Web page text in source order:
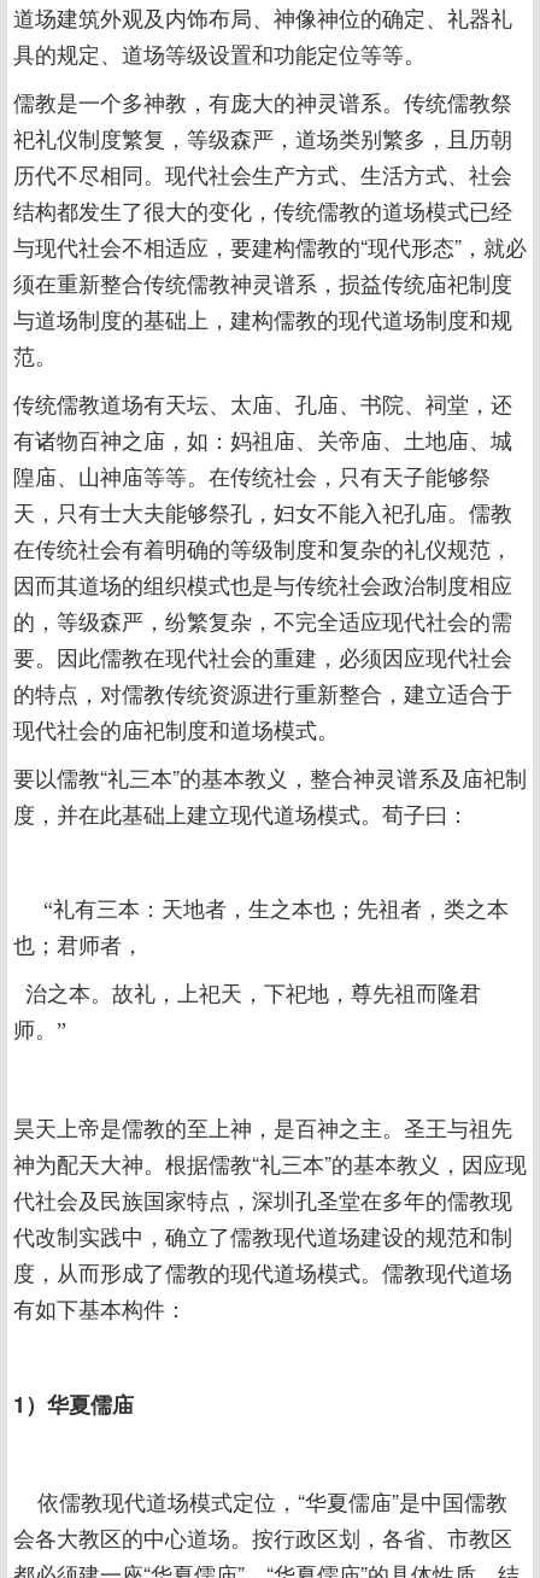
道场建筑外观及内饰布局、神像神位的确定、礼器礼
具的规定、道场等级设置和功能定位等等。
儒教是一个多神教，有庞大的神灵谱系。传统儒教祭
祀礼仪制度繁复，等级森严，道场类别繁多，且历朝
历代不尽相同。现代社会生产方式、生活方式、社会
结构都发生了很大的变化，传统儒教的道场模式已经
与现代社会不相适应，要建构儒教的“现代形态”，就必
须在重新整合传统儒教神灵谱系，损益传统庙祀制度
与道场制度的基础上，建构儒教的现代道场制度和规
范。
传统儒教道场有天坛、太庙、孔庙、书院、祠堂，还
有诸物百神之庙，如：妈祖庙、关帝庙、土地庙、城
隍庙、山神庙等等。在传统社会，只有天子能够祭
天，只有士大夫能够祭孔，妇女不能入祀孔庙。儒教
在传统社会有着明确的等级制度和复杂的礼仪规范，
因而其道场的组织模式也是与传统社会政治制度相应
的，等级森严，纷繁复杂，不完全适应现代社会的需
要。因此儒教在现代社会的重建，必须因应现代社会
的特点，对儒教传统资源进行重新整合，建立适合于
现代社会的庙祀制度和道场模式。
要以儒教“礼三本”的基本教义，整合神灵谱系及庙祀制
度，并在此基础上建立现代道场模式。荀子曰：
“礼有三本：天地者，生之本也；先祖者，类之本
也；君师者，
治之本。故礼，上祀天，下祀地，尊先祖而隆君
师。”
昊天上帝是儒教的至上神，是百神之主。圣王与祖先
神为配天大神。根据儒教“礼三本”的基本教义，因应现
代社会及民族国家特点，深圳孔圣堂在多年的儒教现
代改制实践中，确立了儒教现代道场建设的规范和制
度，从而形成了儒教的现代道场模式。儒教现代道场
有如下基本构件：
1）华夏儒庙
依儒教现代道场模式定位，“华夏儒庙”是中国儒教
会各大教区的中心道场。按行政区划，各省、市教区